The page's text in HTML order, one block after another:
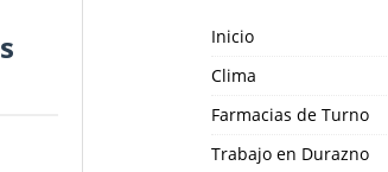
Inicio
Clima
Farmacias de Turno
Trabajo en Durazno